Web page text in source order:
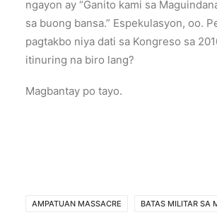
ngayon ay “Ganito kami sa
sa buong bansa.” Espekulasyon, oo.
pagtakbo niya dati sa Kongreso sa
itinuring na biro lang?
Magbantay po tayo.
AMPATUAN MASSACRE BATAS MILITAR SA